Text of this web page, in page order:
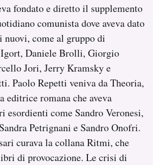
fondato e diretto il supplemento
comunista dove aveva dato
nuovi, come al gruppo di
Daniele Brolli, Giorgio
Jori, Jerry Kramsky e
Paolo Repetti veniva da Theoria,
editrice romana che aveva
esordienti come Sandro Veronesi,
Petrignani e Sandro Onofri.
curava la collana Ritmi, che
di provocazione. Le crisi di